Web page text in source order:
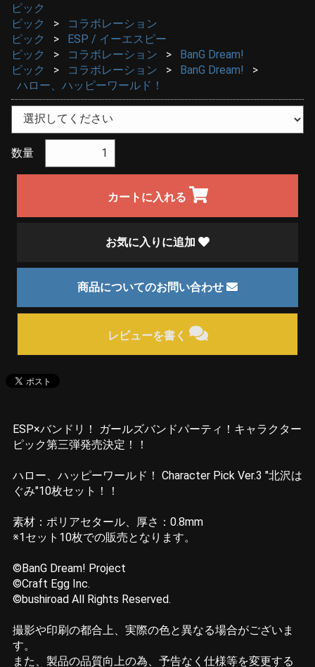
ピック
ピック
コラボレーション
ピック
ESP / イーエスピー
ピック
コラボレーション
BanG Dream!
ピック
コラボレーション
BanG Dream!
ハロー、ハッピーワールド！
数量
カートに入れる
お気に入りに追加
商品についてのお問い合わせ
レビューを書く
ESP×バンドリ！ ガールズバンドパーティ！キャラクター
ピック第三弾発売決定！！
ハロー、ハッピーワールド！ Character Pick Ver.3 "北沢は
ぐみ"10枚セット！！
素材：ポリアセタール、厚さ：0.8mm
※1セット10枚での販売となります。
©BanG Dream! Project
©Craft Egg Inc.
©bushiroad All Rights Reserved.
撮影や印刷の都合上、実際の色と異なる場合がございま
す。
また、製品の品質向上の為、予告なく仕様等を変更する